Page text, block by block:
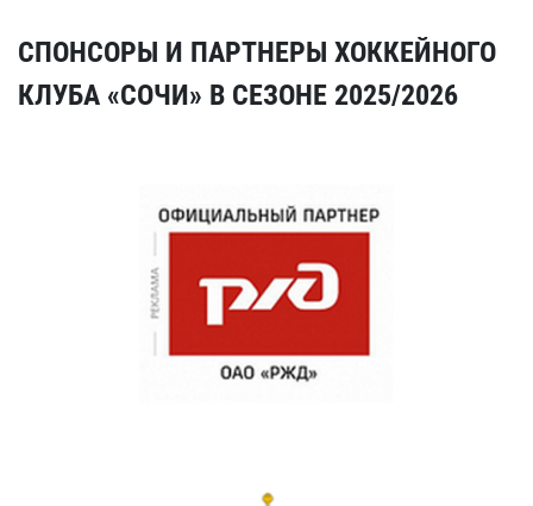
СПОНСОРЫ И ПАРТНЕРЫ ХОККЕЙНОГО
КЛУБА «СОЧИ» В СЕЗОНЕ 2025/2026